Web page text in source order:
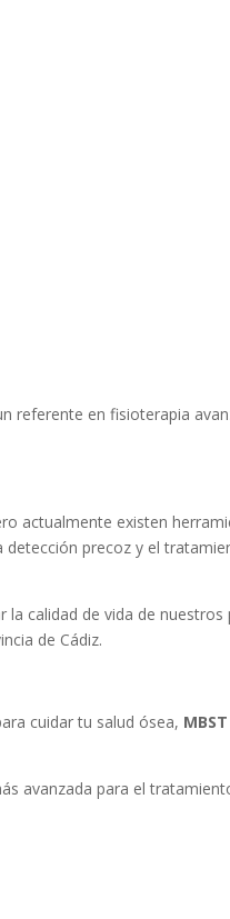
referente en fisioterapia
actualmente existen
precoz y el
calidad de vida de nuestros
de Cádiz.
cuidar tu salud ósea,
avanzada para el